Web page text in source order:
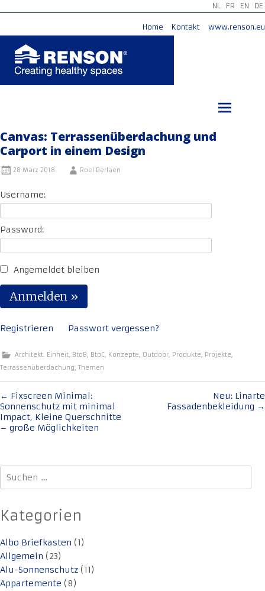
NL FR EN DE
Home Kontakt www.renson.eu
Canvas: Terrassenüberdachung und
Carport in einem Design
28 März 2018 Roel Berlaen
Username:
Password:
Angemeldet bleiben
Registrieren Passwort vergessen?
Architekt. Einheit, BtoB, BtoC, Konzepte, Outdoor, Produkte, Projekte,
Terrassenüberdachung, Themen
Beitragsnavigation
← Fixscreen Minimal:
Sonnenschutz mit minimal
Impact, Kleine Querschnitte
– große Möglichkeiten
Neu: Linarte
Fassadenbekleidung →
Suchen
nach:
Kategorien
Albo Briefkasten (1)
Allgemein (23)
Alu-Sonnenschutz (11)
Appartemente (8)